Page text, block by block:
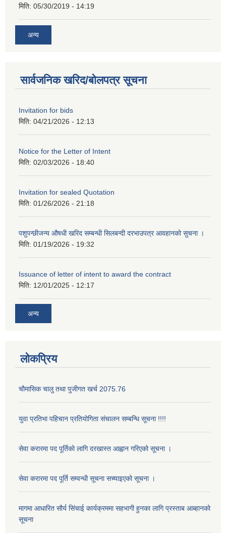
मिति: 05/30/2019 - 14:19
अन्य
सार्वजनिक खरिद/बोलपत्र सूचना
Invitation for bids
मिति: 04/21/2026 - 12:13
Notice for the Letter of Intent
मिति: 02/03/2026 - 18:40
Invitation for sealed Quotation
मिति: 01/26/2026 - 21:18
पशुपन्छीजन्य औषधी खरिद सम्बन्धी सिलबन्दी दरभाउपत्र आवहानको सुचना ।
मिति: 01/19/2026 - 19:32
Issuance of letter of intent to award the contract
मिति: 12/01/2025 - 12:17
अन्य
लोकप्रिय
चाैमासिक चालु तथा पुजीगत खर्च 2075.76
युवा प्रतिभा पहिचान प्रतियोगिता संचालन सम्बन्धि सूचना !!!!
सेवा करारमा पद पूर्तिको लागि दरखास्त आह्वान गरिएको सूचना ।
सेवा करारमा पद पूर्ति सम्वन्धी सूचना सच्याइएको सूचना ।
मागमा आधारित सौर्य सिंचाई कार्यक्रममा सहभागी हुनका लागि प्रस्ताब आब्हानको
सूचना